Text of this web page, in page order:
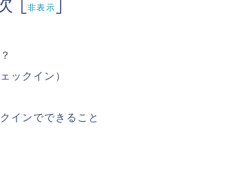
非表示
ックイン）
インでできること